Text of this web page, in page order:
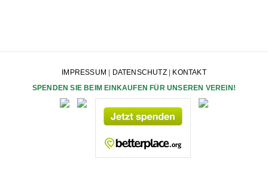
IMPRESSUM DATENSCHUTZ|
KONTAKT
SPENDEN SIE BEIM EINKAUFEN FÜR UNSEREN VEREIN!